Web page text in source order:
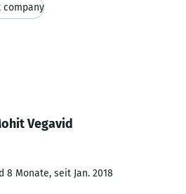
company
Vegavid
8 Monate, seit Jan. 2018